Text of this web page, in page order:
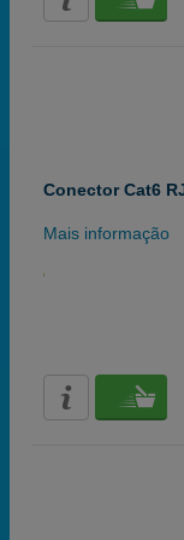
Conector Cat6
Mais informação